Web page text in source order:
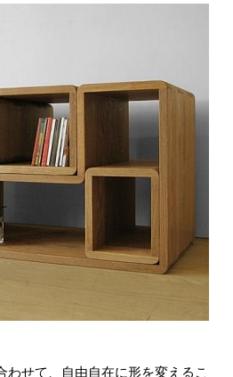
わせて、自由自在に形を変えるこ